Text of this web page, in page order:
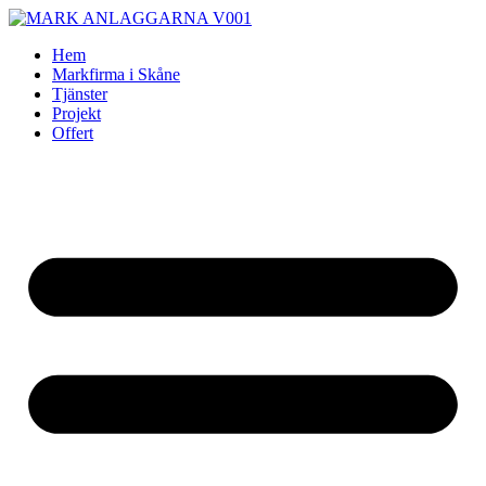
Skip
contentHem
Markfirma i Skåne
Tjänster
Projekt
Offert